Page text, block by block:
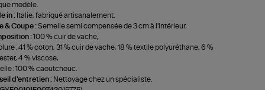
modèle.
in : Italie, fabriqué artisanalement.
& Coupe :Semelle semi compensée de 3 cm à l'intérieur.
:100 % cuir de vache,
: 41 % coton, 31 % cuir de vache, 18 % textile polyuréthane, 6 %
4 % viscose,
: 100 % caoutchouc.
d'entretien : Nettoyage chez un spécialiste.